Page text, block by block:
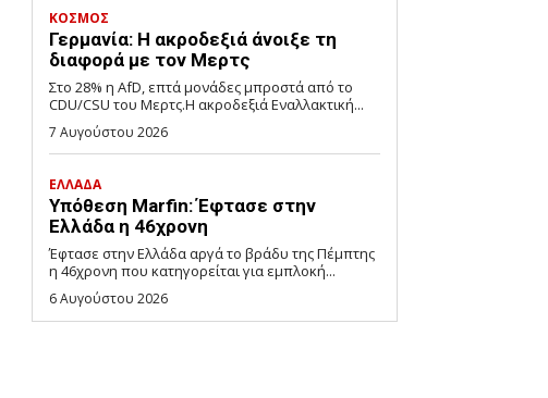
ΚΟΣΜΟΣ
Γερμανία: Η ακροδεξιά άνοιξε τη
διαφορά με τον Μερτς
Στο 28% η AfD, επτά μονάδες μπροστά από το
CDU/CSU του Μερτς.Η ακροδεξιά Εναλλακτική...
7 Αυγούστου 2026
ΕΛΛΑΔΑ
Υπόθεση Marfin: Έφτασε στην
Ελλάδα η 46χρονη
Έφτασε στην Ελλάδα αργά το βράδυ της Πέμπτης
η 46χρονη που κατηγορείται για εμπλοκή...
6 Αυγούστου 2026